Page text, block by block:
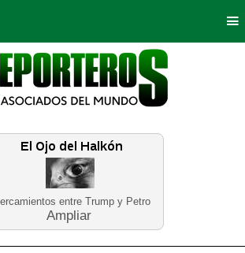
entre Trump y Petro
Ampliar
Opinión Bogotá
Planeta Tierra Deportes
Educación Neira